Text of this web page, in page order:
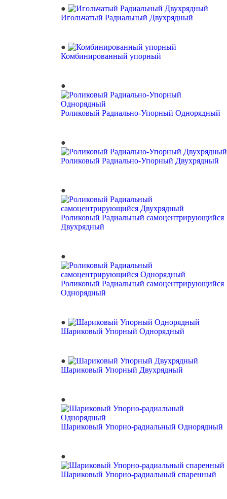
Игольчатый Радиальный Двухрядный
Комбинированный упорный
Роликовый Радиально-Упорный Однорядный
Роликовый Радиально-Упорный Двухрядный
Роликовый Радиальный самоцентрирующийся
Двухрядный
Роликовый Радиальный самоцентрирующийся
Однорядный
Шариковый Упорный Однорядный
Шариковый Упорный Двухрядный
Шариковый Упорно-радиальный Однорядный
Шариковый Упорно-радиальный спаренный